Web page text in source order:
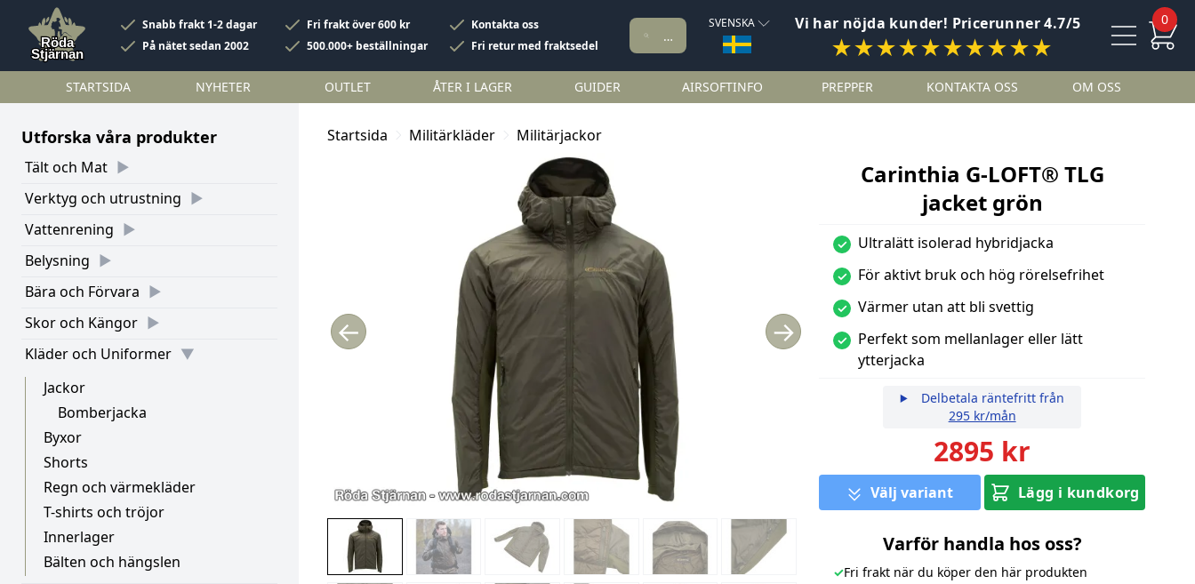
Snabb frakt 1-2 dagar Fri frakt över 600 kr
Kontakta oss
På nätet sedan 2002
500.000+ beställningar Fri retur med fraktsedel
SVENSKA Vi har nöjda kunder! Pricerunner 4.7/5
★★★★★★★★★★
0
STARTSIDA NYHETER OUTLET ÅTER I LAGER GUIDER AIRSOFTINFO PREPPER KONTAKTA OSS OM OSS
Utforska våra produkter
Tält och Mat
Verktyg och utrustning
Vattenrening
Belysning
Bära och Förvara
Skor och Kängor
Kläder och Uniformer
Jackor
Bomberjacka
Byxor
Shorts
Regn och värmekläder
T-shirts och tröjor
Innerlager
Bälten och hängslen
Startsida Militärkläder Militärjackor
← →
Carinthia G-LOFT® TLG
jacket grön
✓ Ultralätt isolerad hybridjacka
✓ För aktivt bruk och hög rörelsefrihet
✓ Värmer utan att bli svettig
✓
Perfekt som mellanlager eller lätt
ytterjacka
Delbetala räntefritt från
295 kr/mån
2895 kr
Välj variant Lägg i kundkorg
Varför handla hos oss?
✓Fri frakt när du köper den här produkten